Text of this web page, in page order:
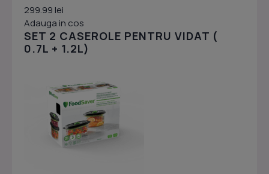
299.99 lei
Adauga in cos
SET 2 CASEROLE PENTRU VIDAT (
0.7L + 1.2L)